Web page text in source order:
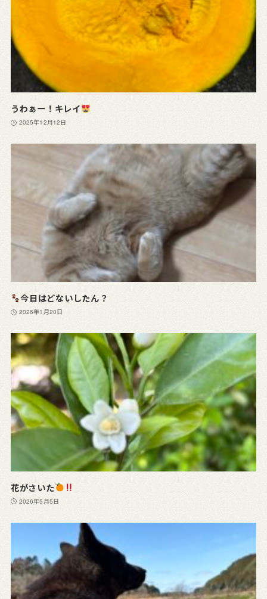
うわぁー！キレイ
2025年12月12日
今日はどないしたん？
2026年1月20日
花がさいた
2026年5月5日